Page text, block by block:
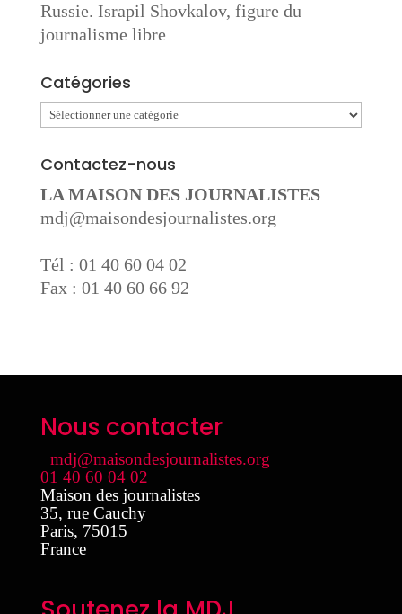
Russie. Israpil Shovkalov, figure du
journalisme libre
Catégories
Catégories
Contactez-nous
LA MAISON DES JOURNALISTES
mdj@maisondesjournalistes.org
Tél : 01 40 60 04 02
Fax : 01 40 60 66 92
Nous contacter
mdj@maisondesjournalistes.org
01 40 60 04 02
Maison des journalistes
35, rue Cauchy
Paris, 75015
France